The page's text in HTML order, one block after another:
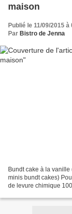
maison
Publié le 11/09/2015 à
Par Bistro de Jenna
Bundt cake à la
minis bundt cakes)
de levure chimique